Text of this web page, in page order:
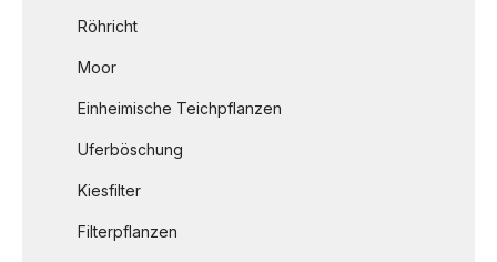
Röhricht
Moor
Einheimische Teichpflanzen
Uferböschung
Kiesfilter
Filterpflanzen